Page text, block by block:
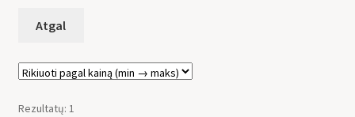
Profilis
Rezultatų: 1